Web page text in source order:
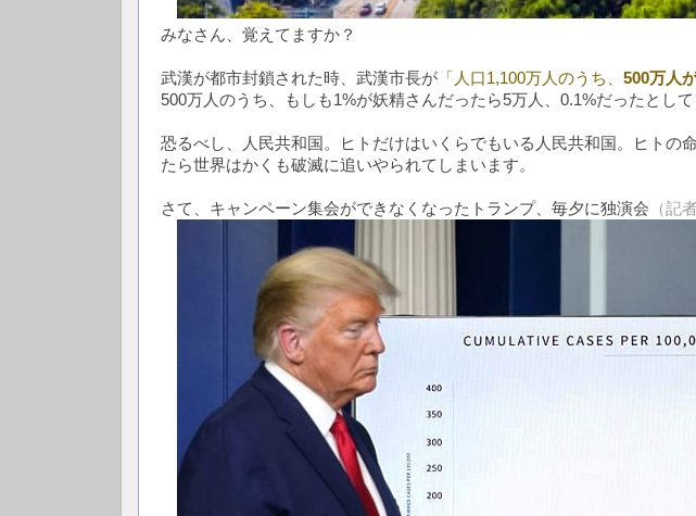
みなさん、覚えてますか？
武漢が都市封鎖された時、武漢市長が 「人口1,100万人のうち、 500万人
500万人のうち、もしも1%が妖精さんだったら5万人、0.1%だったとし
恐るべし、人民共和国。ヒトだけはいくらでもいる人民共和国。ヒトの
たら世界はかくも破滅に追いやられてしまいます。
さて、キャンペーン集会ができなくなったトランプ、毎夕に独演会 （記